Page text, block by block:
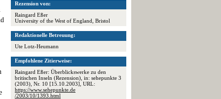
Rezension von:
Raingard Eßer
University of the West of England, Bristol
Redaktionelle Betreuung:
Ute Lotz-Heumann
Empfohlene Zitierweise:
Raingard Eßer: Überblickswerke zu den
britischen Inseln (Rezension), in: sehepunkte 3
(2003), Nr. 10 [15.10.2003], URL:
https://www.sehepunkte.de
/2003/10/1393.html